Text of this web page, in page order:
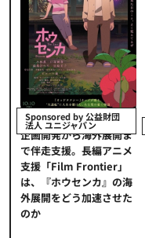
Sponsored by 公益財団
法人 ユニジャパン
企画開発から海外展開ま
で伴走支援。長編アニメ
支援「Film Frontier」
は、『ホウセンカ』の海
外展開をどう加速させた
のか